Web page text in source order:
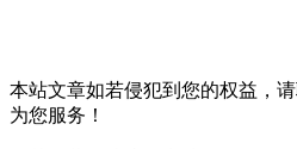
本站文章如若侵犯到您的权益，
为您服务！